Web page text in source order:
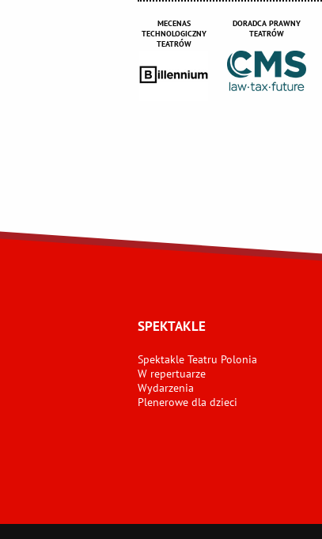
MECENAS
TECHNOLOGICZNY
TEATRÓW
DORADCA PRAWNY
TEATRÓW
SPEKTAKLE
Spektakle Teatru Polonia
W repertuarze
Wydarzenia
Plenerowe dla dzieci